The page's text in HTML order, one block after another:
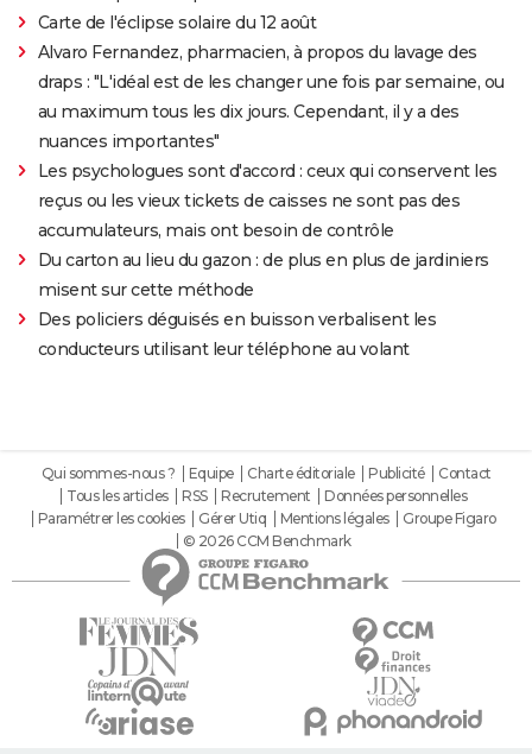
Carte de l'éclipse solaire du 12 août
Alvaro Fernandez, pharmacien, à propos du lavage des
draps : "L'idéal est de les changer une fois par semaine, ou
au maximum tous les dix jours. Cependant, il y a des
nuances importantes"
Les psychologues sont d'accord : ceux qui conservent les
reçus ou les vieux tickets de caisses ne sont pas des
accumulateurs, mais ont besoin de contrôle
Du carton au lieu du gazon : de plus en plus de jardiniers
misent sur cette méthode
Des policiers déguisés en buisson verbalisent les
conducteurs utilisant leur téléphone au volant
Qui sommes-nous ? Equipe Charte éditoriale Publicité
Contact
Tous les articles
RSS Recrutement
Données personnelles
Paramétrer les cookies
Gérer Utiq Mentions légales
Groupe Figaro
© 2026 CCM Benchmark